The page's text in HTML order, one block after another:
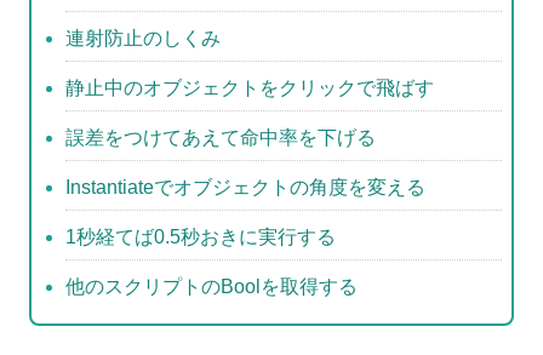
連射防止のしくみ
静止中のオブジェクトをクリックで飛ばす
誤差をつけてあえて命中率を下げる
Instantiateでオブジェクトの角度を変える
1秒経てば0.5秒おきに実行する
他のスクリプトのBoolを取得する